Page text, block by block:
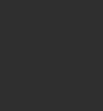
・Androidの設定を解説
設定方法やおススメを紹介
、TikTokで送る方法を解説
や注意点をわかりやすく解説